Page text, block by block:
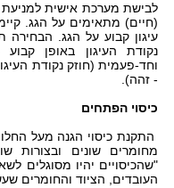
לבישת מערכת אישית למניעת
(חיים) מתאימים על הגג.
עיגון קבוע על הגג.
נקודת העיגון באופן
וחד-פעמית (חוזק נקודת
- זהה).
כיסוי הפתחים
התקנת כיסוי הגנה מעל
"שהכיסויים יהיו מסוגלים
העובדים, הציוד והחומרים